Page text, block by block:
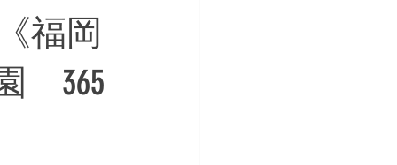
福岡
365